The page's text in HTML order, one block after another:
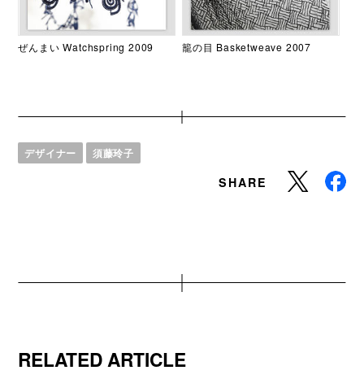
ぜんまい Watchspring 2009 籠の目 Basketweave 2007
デザイナー 須藤玲子
SHARE
RELATED ARTICLE